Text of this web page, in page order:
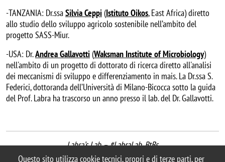
Questo sito utilizza cookie tecnici, propri e di terze parti, per
-TANZANIA: Dr.ssaSilvia Ceppi(Istituto Oikos, East Africa) diretto
allo studio dello sviluppo agricolo sostenibile nell’ambito del
progetto SASS-Miur.
-USA: Dr.Andrea Gallavotti(Waksman Institute of Microbiology)
nell'ambito di un progetto di dottorato di ricerca diretto all'analisi
dei meccanismi di sviluppo e differenziamento in mais. La Dr.ssa S.
Federici, dottoranda dell’Università di Milano-Bicocca sotto la guida
del Prof. Labra ha trascorso un anno presso il lab. del Dr. Gallavotti.
Labra’s Lab – #LabraLab_BtBs
last update September 2020